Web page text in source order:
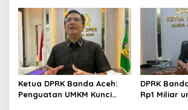
Ketua DPRK Banda Aceh:
Penguatan UMKM Kunci
DPRK
Rp1 Miliar